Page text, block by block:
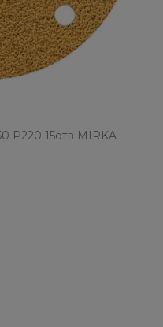
Р220 15отв MIRKA